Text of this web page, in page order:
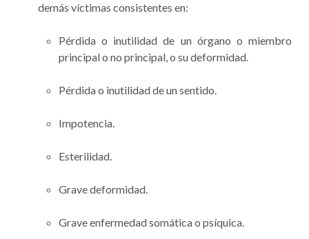
demás víctimas consistentes en:
Pérdida o inutilidad de un órgano o miembro
principal o no principal, o su deformidad.
Pérdida o inutilidad de un sentido.
Impotencia.
Esterilidad.
Grave deformidad.
Grave enfermedad somática o psíquica.